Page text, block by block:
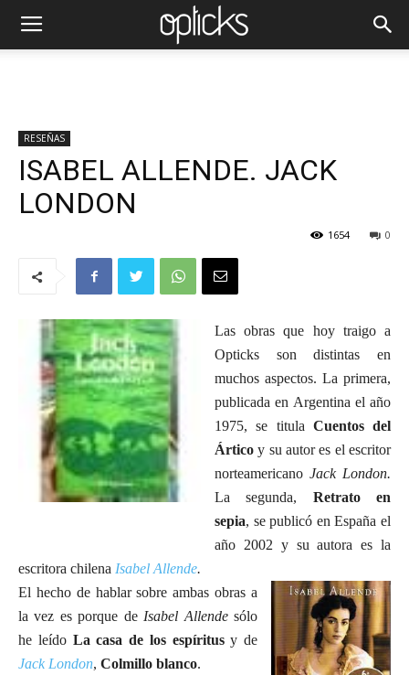
RESEÑAS
ISABEL ALLENDE. JACK
LONDON
0
1654
Las obras que hoy traigo a
Opticks son distintas en
muchos aspectos. La primera,
publicada en Argentina el año
1975, se titula Cuentos del
Ártico y su autor es el escritor
norteamericano Jack London.
La segunda, Retrato en
sepia, se publicó en España el
año 2002 y su autora es la
escritora chilena Isabel Allende.
El hecho de hablar sobre ambas obras a
la vez es porque de Isabel Allendesólo
he leído La casa de los espíritusy de
Jack London, Colmillo blanco.